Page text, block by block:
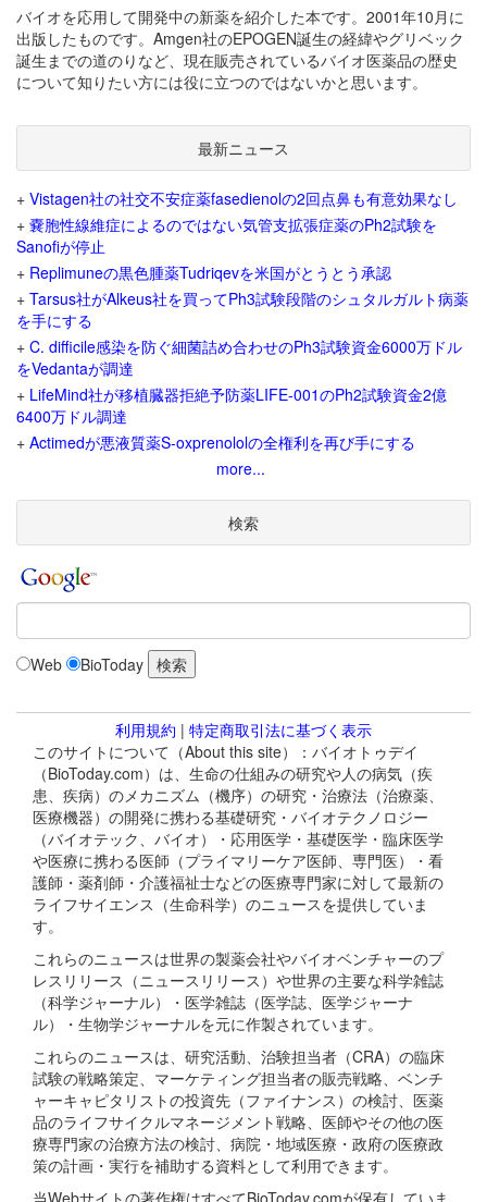
バイオを応用して開発中の新薬を紹介した本です。2001年10月に
出版したものです。Amgen社のEPOGEN誕生の経緯やグリベック
誕生までの道のりなど、現在販売されているバイオ医薬品の歴史
について知りたい方には役に立つのではないかと思います。
最新ニュース
+ Vistagen社の社交不安症薬fasedienolの2回点鼻も有意効果なし
+ 嚢胞性線維症によるのではない気管支拡張症薬のPh2試験を
Sanofiが停止
+ Replimuneの黒色腫薬Tudriqevを米国がとうとう承認
+ Tarsus社がAlkeus社を買ってPh3試験段階のシュタルガルト病薬
を手にする
+ C. difficile感染を防ぐ細菌詰め合わせのPh3試験資金6000万ドル
をVedantaが調達
+ LifeMind社が移植臓器拒絶予防薬LIFE-001のPh2試験資金2億
6400万ドル調達
+ Actimedが悪液質薬S-oxprenololの全権利を再び手にする
more...
検索
Web BioToday
利用規約 | 特定商取引法に基づく表示
このサイトについて（About this site）：バイオトゥデイ
（BioToday.com）は、生命の仕組みの研究や人の病気（疾
患、疾病）のメカニズム（機序）の研究・治療法（治療薬、
医療機器）の開発に携わる基礎研究・バイオテクノロジー
（バイオテック、バイオ）・応用医学・基礎医学・臨床医学
や医療に携わる医師（プライマリーケア医師、専門医）・看
護師・薬剤師・介護福祉士などの医療専門家に対して最新の
ライフサイエンス（生命科学）のニュースを提供していま
す。
これらのニュースは世界の製薬会社やバイオベンチャーのプ
レスリリース（ニュースリリース）や世界の主要な科学雑誌
（科学ジャーナル）・医学雑誌（医学誌、医学ジャーナ
ル）・生物学ジャーナルを元に作製されています。
これらのニュースは、研究活動、治験担当者（CRA）の臨床
試験の戦略策定、マーケティング担当者の販売戦略、ベンチ
ャーキャピタリストの投資先（ファイナンス）の検討、医薬
品のライフサイクルマネージメント戦略、医師やその他の医
療専門家の治療方法の検討、病院・地域医療・政府の医療政
策の計画・実行を補助する資料として利用できます。